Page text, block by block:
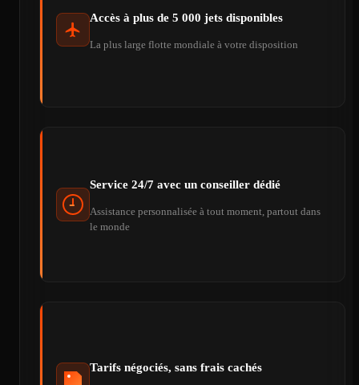
Accès à plus de 5 000 jets disponibles
La plus large flotte mondiale à votre disposition
Service 24/7 avec un conseiller dédié
Assistance personnalisée à tout moment, partout dans
le monde
Tarifs négociés, sans frais cachés